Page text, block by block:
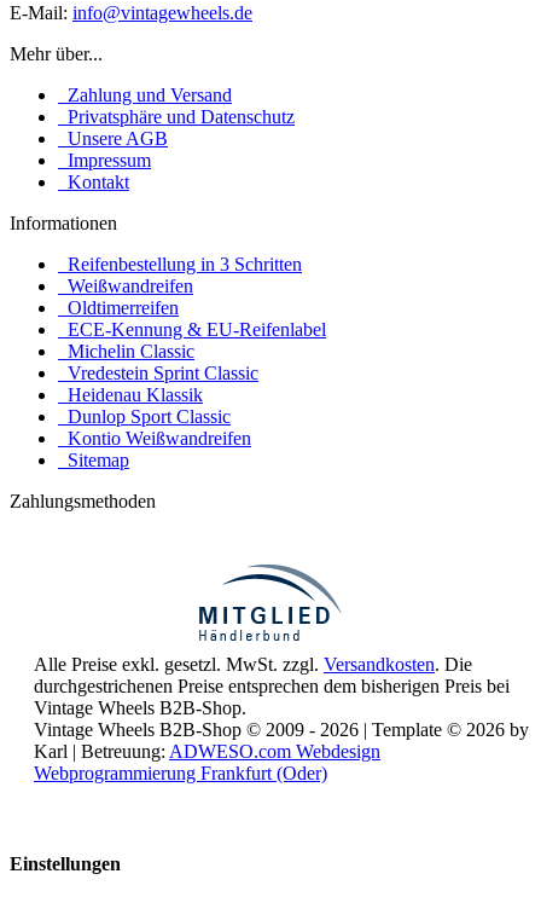
E-Mail: info@vintagewheels.de
Mehr über...
Zahlung und Versand
Privatsphäre und Datenschutz
Unsere AGB
Impressum
Kontakt
Informationen
Reifenbestellung in 3 Schritten
Weißwandreifen
Oldtimerreifen
ECE-Kennung & EU-Reifenlabel
Michelin Classic
Vredestein Sprint Classic
Heidenau Klassik
Dunlop Sport Classic
Kontio Weißwandreifen
Sitemap
Zahlungsmethoden
Alle Preise exkl. gesetzl. MwSt. zzgl. Versandkosten. Die
durchgestrichenen Preise entsprechen dem bisherigen Preis bei
Vintage Wheels B2B-Shop.
Vintage Wheels B2B-Shop © 2009 - 2026 | Template © 2026 by
Karl | Betreuung: ADWESO.com Webdesign
Webprogrammierung Frankfurt (Oder)
Einstellungen